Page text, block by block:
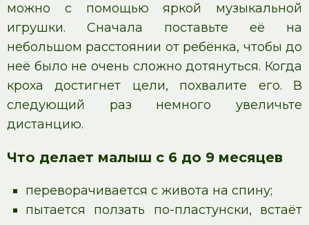
можно с помощью яркой музыкальной
игрушки. Сначала поставьте её на
небольшом расстоянии от ребёнка, чтобы до
неё было не очень сложно дотянуться. Когда
кроха достигнет цели, похвалите его. В
следующий раз немного увеличьте
дистанцию.
Что делает малыш с 6 до 9 месяцев
переворачивается с живота на спину;
пытается ползать по-пластунски, встаёт